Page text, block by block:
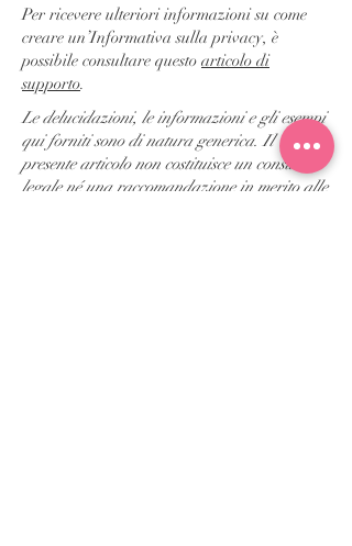
Per ricevere ulteriori informazioni su come
creare un’Informativa sulla privacy, è
possibile consultare questo articolo di
supporto.
Le delucidazioni, le informazioni e gli esempi
qui forniti sono di natura generica. Il
presente articolo non costituisce un consulto
legale né una raccomandazione in merito alle